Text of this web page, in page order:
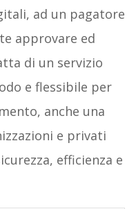
ad un pagatore
approvare ed
di un servizio
e flessibile per
anche una
e privati
efficienza e